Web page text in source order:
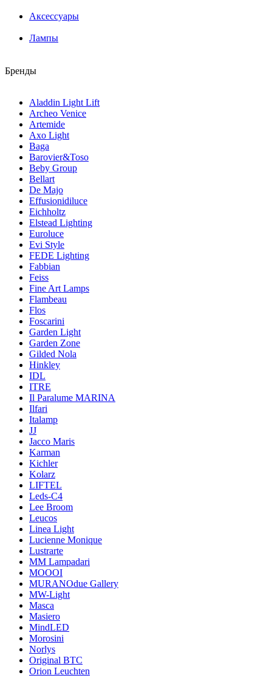
Аксессуары
Лампы
Бренды
Aladdin Light Lift
Archeo Venice
Artemide
Axo Light
Baga
Barovier&Toso
Beby Group
Bellart
De Majo
Effusionidiluce
Eichholtz
Elstead Lighting
Euroluce
Evi Style
FEDE Lighting
Fabbian
Feiss
Fine Art Lamps
Flambeau
Flos
Foscarini
Garden Light
Garden Zone
Gilded Nola
Hinkley
IDL
ITRE
Il Paralume MARINA
Ilfari
Italamp
JJ
Jacco Maris
Karman
Kichler
Kolarz
LIFTEL
Leds-C4
Lee Broom
Leucos
Linea Light
Lucienne Monique
Lustrarte
MM Lampadari
MOOOI
MURANOdue Gallery
MW-Light
Masca
Masiero
MindLED
Morosini
Norlys
Original BTC
Orion Leuchten